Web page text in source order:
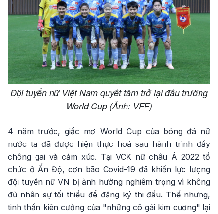
Đội tuyển nữ Việt Nam quyết tâm trở lại đấu trường
World Cup (Ảnh: VFF)
4 năm trước, giấc mơ World Cup của bóng đá nữ
nước ta đã được hiện thực hoá sau hành trình đầy
chông gai và cảm xúc. Tại VCK nữ châu Á 2022 tổ
chức ở Ấn Độ, cơn bão Covid-19 đã khiến lực lượng
đội tuyển nữ VN bị ảnh hưởng nghiêm trọng vì không
đủ nhân sự tối thiểu để đăng ký thi đấu. Thế nhưng,
tinh thần kiên cường của "những cô gái kim cương" lại